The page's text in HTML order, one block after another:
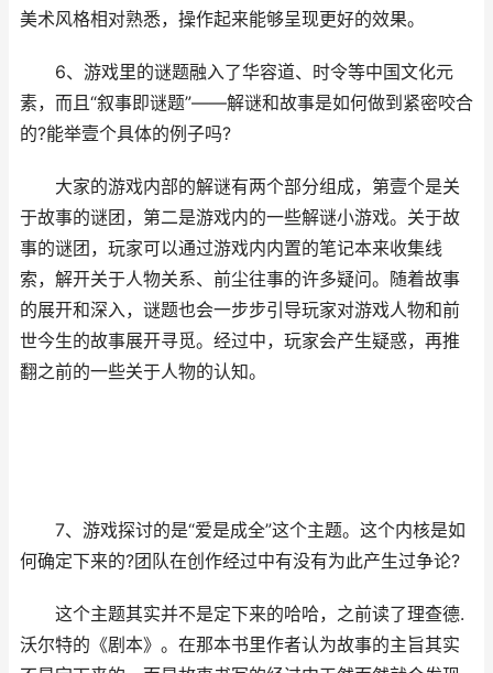
美术风格相对熟悉，操作起来能够呈现更好的效果。
6、游戏里的谜题融入了华容道、时令等中国文化元
素，而且“叙事即谜题”——解谜和故事是如何做到紧密咬合
的?能举壹个具体的例子吗?
大家的游戏内部的解谜有两个部分组成，第壹个是关
于故事的谜团，第二是游戏内的一些解谜小游戏。关于故
事的谜团，玩家可以通过游戏内内置的笔记本来收集线
索，解开关于人物关系、前尘往事的许多疑问。随着故事
的展开和深入，谜题也会一步步引导玩家对游戏人物和前
世今生的故事展开寻觅。经过中，玩家会产生疑惑，再推
翻之前的一些关于人物的认知。
7、游戏探讨的是“爱是成全”这个主题。这个内核是如
何确定下来的?团队在创作经过中有没有为此产生过争论?
这个主题其实并不是定下来的哈哈，之前读了理查德.
沃尔特的《剧本》。在那本书里作者认为故事的主旨其实